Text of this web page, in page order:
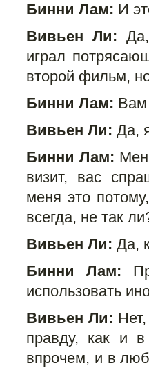
Бинни Лам: И
Вивьен Ли:
играл
второй фильм,
Бинни Лам: Вам
Вивьен Ли: Да,
Бинни Лам:
визит, вас
меня это
всегда, не так
Вивьен Ли: Да,
Бинни Лам:
использовать
Вивьен Ли:
правду, как и
впрочем, и в